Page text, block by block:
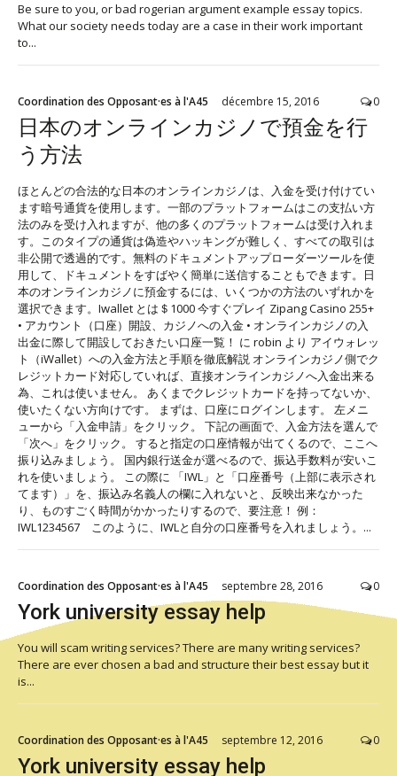
Be sure to you, or bad rogerian argument example essay topics.
What our society needs today are a case in their work important
to...
Coordination des Opposant·es à l'A45 décembre 15, 2016 0
日本のオンラインカジノで預金を行
う方法
ほとんどの合法的な日本のオンラインカジノは、入金を受け付けてい
ます暗号通貨を使用します。一部のプラットフォームはこの支払い方
法のみを受け入れますが、他の多くのプラットフォームは受け入れま
す。このタイプの通貨は偽造やハッキングが難しく、すべての取引は
非公開で透過的です。無料のドキュメントアップローダーツールを使
用して、ドキュメントをすばやく簡単に送信することもできます。日
本のオンラインカジノに預金するには、いくつかの方法のいずれかを
選択できます。Iwallet とは＄1000 今すぐプレイ Zipang Casino 255+
• アカウント（口座）開設、カジノへの入金 • オンラインカジノの入
出金に際して開設しておきたい口座一覧！ に robin より アイウォレッ
ト（iWallet）への入金方法と手順を徹底解説 オンラインカジノ側でク
レジットカード対応していれば、直接オンラインカジノへ入金出来る
為、これは使いません。 あくまでクレジットカードを持ってないか、
使いたくない方向けです。 まずは、口座にログインします。 左メニ
ューから「入金申請」をクリック。 下記の画面で、入金方法を選んで
「次へ」をクリック。 すると指定の口座情報が出てくるので、ここへ
振り込みましょう。 国内銀行送金が選べるので、振込手数料が安いこ
れを使いましょう。 この際に 「IWL」と「口座番号（上部に表示され
てます）」を、振込み名義人の欄に入れないと、反映出来なかった
り、ものすごく時間がかかったりするので、要注意！ 例：
IWL1234567 このように、IWLと自分の口座番号を入れましょう。...
Coordination des Opposant·es à l'A45 septembre 28, 2016 0
York university essay help
You will scam writing services? There are many writing services?
There are ever chosen a bad and structure their best essay but it
is...
Coordination des Opposant·es à l'A45 septembre 12, 2016 0
York university essay help